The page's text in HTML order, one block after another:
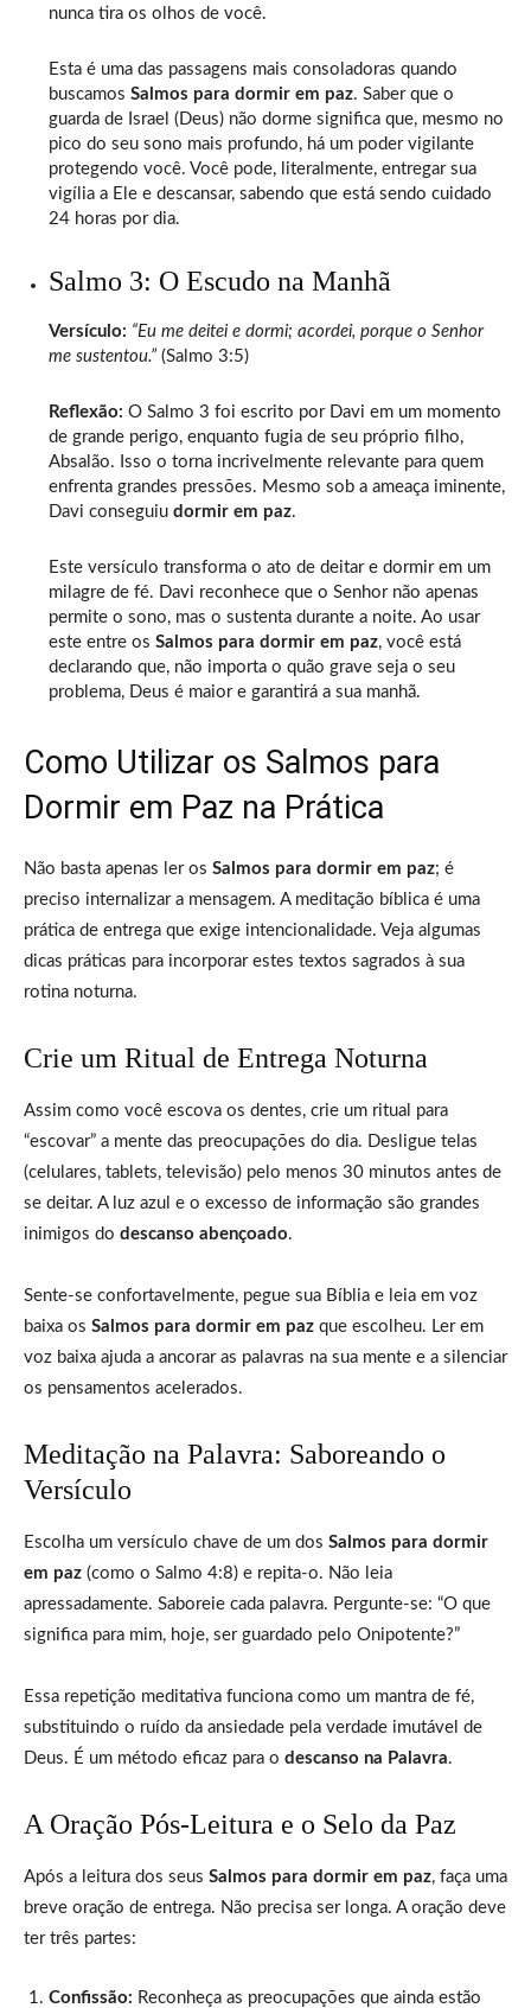
nunca tira os olhos de você.
Esta é uma das passagens mais consoladoras quando
buscamos Salmos para dormir em paz. Saber que o
guarda de Israel (Deus) não dorme significa que, mesmo no
pico do seu sono mais profundo, há um poder vigilante
protegendo você. Você pode, literalmente, entregar sua
vigília a Ele e descansar, sabendo que está sendo cuidado
24 horas por dia.
Salmo 3: O Escudo na Manhã
Versículo: “Eu me deitei e dormi; acordei, porque o Senhor
me sustentou.” (Salmo 3:5)
Reflexão: O Salmo 3 foi escrito por Davi em um momento
de grande perigo, enquanto fugia de seu próprio filho,
Absalão. Isso o torna incrivelmente relevante para quem
enfrenta grandes pressões. Mesmo sob a ameaça iminente,
Davi conseguiu dormir em paz.
Este versículo transforma o ato de deitar e dormir em um
milagre de fé. Davi reconhece que o Senhor não apenas
permite o sono, mas o sustenta durante a noite. Ao usar
este entre os Salmos para dormir em paz, você está
declarando que, não importa o quão grave seja o seu
problema, Deus é maior e garantirá a sua manhã.
Como Utilizar os Salmos para
Dormir em Paz na Prática
Não basta apenas ler os Salmos para dormir em paz; é
preciso internalizar a mensagem. A meditação bíblica é uma
prática de entrega que exige intencionalidade. Veja algumas
dicas práticas para incorporar estes textos sagrados à sua
rotina noturna.
Crie um Ritual de Entrega Noturna
Assim como você escova os dentes, crie um ritual para
“escovar” a mente das preocupações do dia. Desligue telas
(celulares, tablets, televisão) pelo menos 30 minutos antes de
se deitar. A luz azul e o excesso de informação são grandes
inimigos do descanso abençoado.
Sente-se confortavelmente, pegue sua Bíblia e leia em voz
baixa os Salmos para dormir em paz que escolheu. Ler em
voz baixa ajuda a ancorar as palavras na sua mente e a silenciar
os pensamentos acelerados.
Meditação na Palavra: Saboreando o
Versículo
Escolha um versículo chave de um dos Salmos para dormir
em paz (como o Salmo 4:8) e repita-o. Não leia
apressadamente. Saboreie cada palavra. Pergunte-se: “O que
significa para mim, hoje, ser guardado pelo Onipotente?”
Essa repetição meditativa funciona como um mantra de fé,
substituindo o ruído da ansiedade pela verdade imutável de
Deus. É um método eficaz para o descanso na Palavra.
A Oração Pós-Leitura e o Selo da Paz
Após a leitura dos seus Salmos para dormir em paz, faça uma
breve oração de entrega. Não precisa ser longa. A oração deve
ter três partes:
Confissão: Reconheça as preocupações que ainda estão